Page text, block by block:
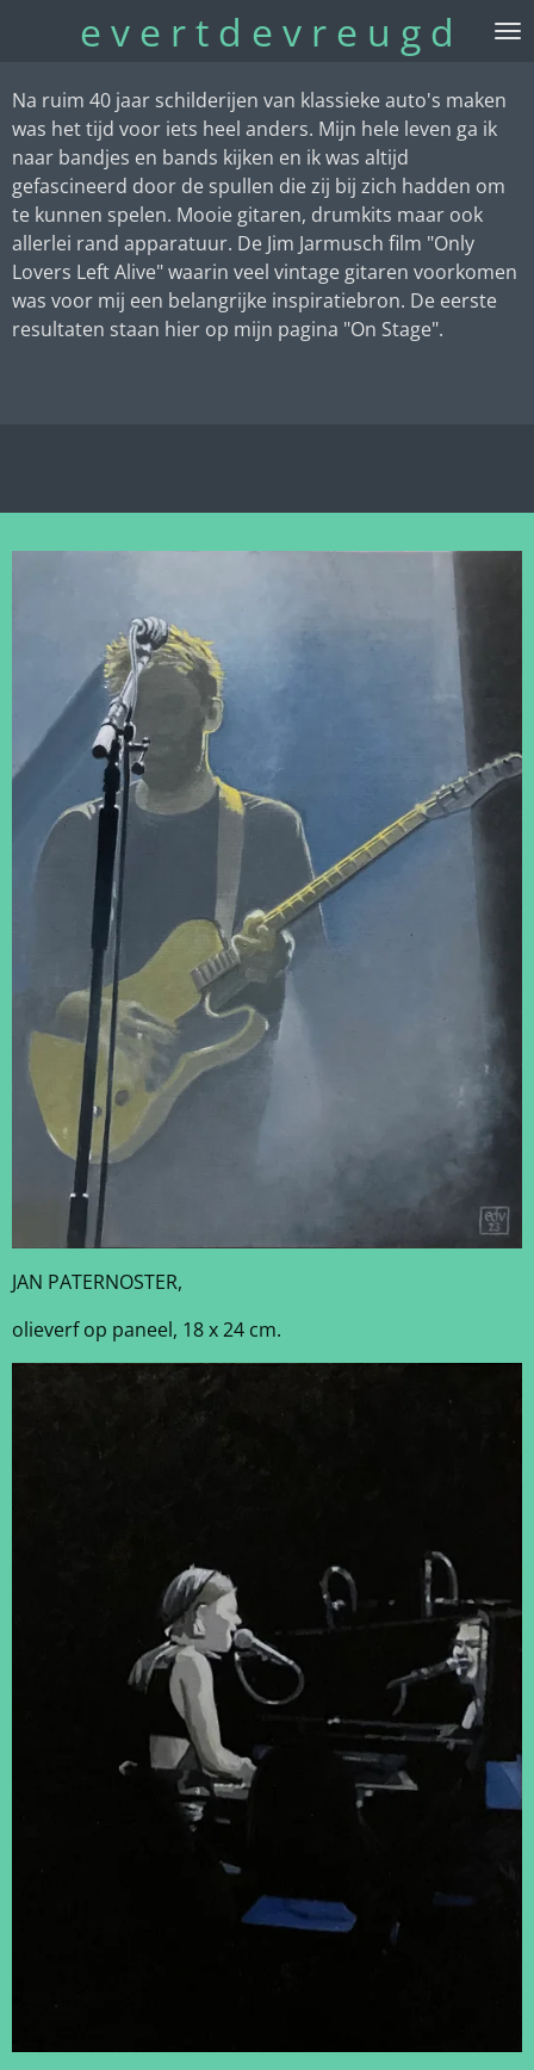
de
hoofdinhoud
e v e r t d e v r e u g d
Na ruim 40 jaar schilderijen van klassieke auto's maken
was het tijd voor iets heel anders. Mijn hele leven ga ik
naar bandjes en bands kijken en ik was altijd
gefascineerd door de spullen die zij bij zich hadden om
te kunnen spelen. Mooie gitaren, drumkits maar ook
allerlei rand apparatuur. De Jim Jarmusch film "Only
Lovers Left Alive" waarin veel vintage gitaren voorkomen
was voor mij een belangrijke inspiratiebron. De eerste
resultaten staan hier op mijn pagina "On Stage".
JAN PATERNOSTER,
olieverf op paneel, 18 x 24 cm.